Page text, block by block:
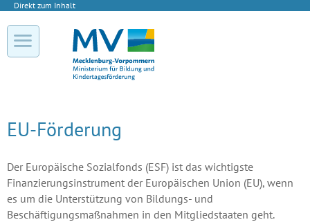
Direkt zum Inhalt
EU-Förderung
Der Europäische Sozialfonds (ESF) ist das wichtigste
Finanzierungsinstrument der Europäischen Union (EU), wenn
es um die Unterstützung von Bildungs- und
Beschäftigungsmaßnahmen in den Mitgliedstaaten geht.